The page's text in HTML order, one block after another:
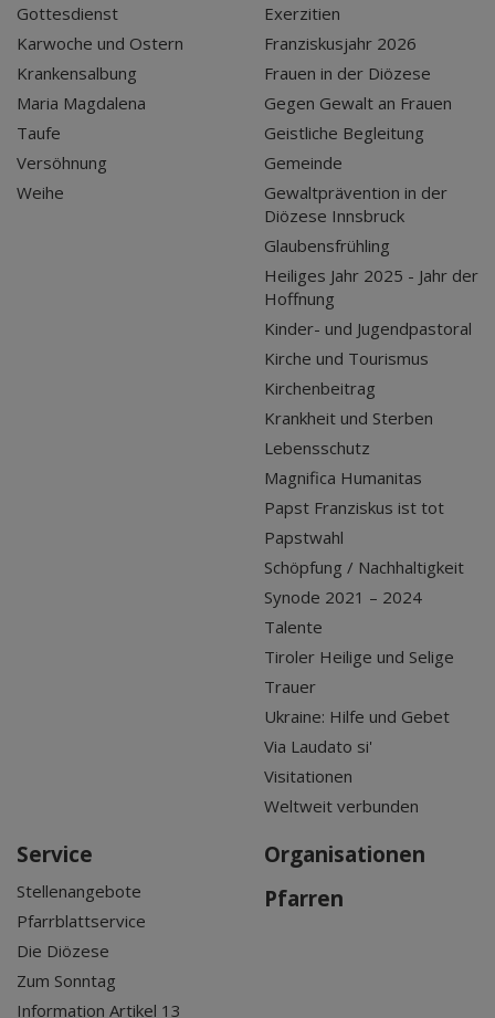
Gottesdienst
Karwoche und Ostern
Krankensalbung
Maria Magdalena
Taufe
Versöhnung
Weihe
Exerzitien
Franziskusjahr 2026
Frauen in der Diözese
Gegen Gewalt an Frauen
Geistliche Begleitung
Gemeinde
Gewaltprävention in der
Diözese Innsbruck
Glaubensfrühling
Heiliges Jahr 2025 - Jahr der
Hoffnung
Kinder- und Jugendpastoral
Kirche und Tourismus
Kirchenbeitrag
Krankheit und Sterben
Lebensschutz
Magnifica Humanitas
Papst Franziskus ist tot
Papstwahl
Schöpfung / Nachhaltigkeit
Synode 2021 – 2024
Talente
Tiroler Heilige und Selige
Trauer
Ukraine: Hilfe und Gebet
Via Laudato si'
Visitationen
Weltweit verbunden
Service
Stellenangebote
Pfarrblattservice
Die Diözese
Zum Sonntag
Information Artikel 13
Organisationen
Pfarren